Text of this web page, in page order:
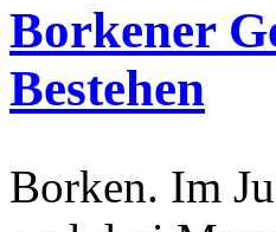
Borkener
Bestehen
Borken. Im